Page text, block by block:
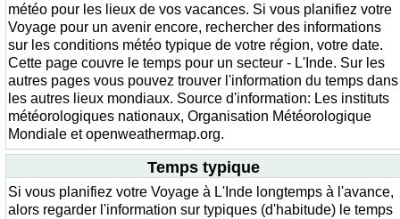
météo pour les lieux de vos vacances. Si vous planifiez votre
Voyage pour un avenir encore, rechercher des informations
sur les conditions météo typique de votre région, votre date.
Cette page couvre le temps pour un secteur - L'Inde. Sur les
autres pages vous pouvez trouver l'information du temps dans
les autres lieux mondiaux. Source d'information: Les instituts
météorologiques nationaux, Organisation Météorologique
Mondiale et openweathermap.org.
Temps typique
Si vous planifiez votre Voyage à L'Inde longtemps à l'avance,
alors regarder l'information sur typiques (d'habitude) le temps